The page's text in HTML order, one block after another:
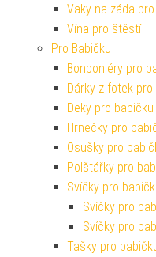
Vaky na záda
Vína pro štěstí
Pro Babičku
Bonboniéry pro
Dárky z fotek pro
Deky pro babičku
Hrnečky pro
Osušky pro
Polštářky pro
Svíčky pro
Svíčky pro
Svíčky pro
Tašky pro